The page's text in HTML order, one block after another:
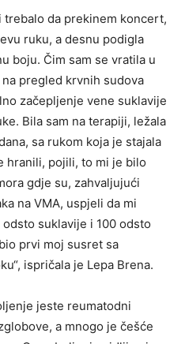
trebalo da prekinem koncert,
ruku, a desnu podigla
boju. Čim sam se vratila u
pregled krvnih sudova
začepljenje vene suklavije
Bila sam na terapiji, ležala
sa rukom koja je stajala
hranili, pojili, to mi je bilo
gdje su, zahvaljujući
na VMA, uspjeli da mi
suklavije i 100 odsto
prvi moj susret sa
ispričala je Lepa Brena.
jeste reumatodni
a mnogo je češće